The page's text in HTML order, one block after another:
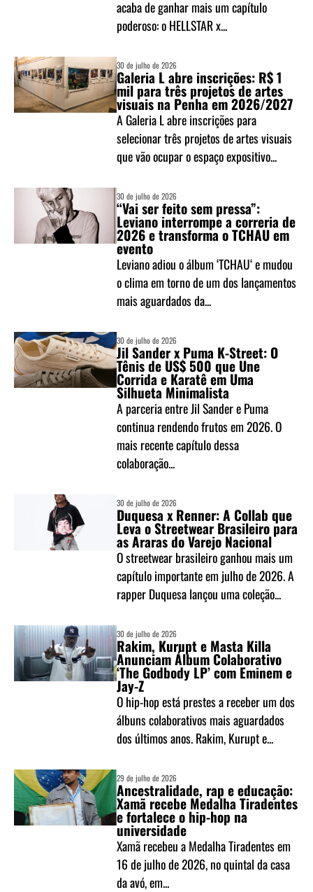
acaba de ganhar mais um capítulo
poderoso: o HELLSTAR x...
30 de julho de 2026
Galeria L abre inscrições: R$ 1
mil para três projetos de artes
visuais na Penha em 2026/2027
A Galeria L abre inscrições para
selecionar três projetos de artes visuais
que vão ocupar o espaço expositivo...
30 de julho de 2026
“Vai ser feito sem pressa”:
Leviano interrompe a correria de
2026 e transforma o TCHAU em
evento
Leviano adiou o álbum ‘TCHAU‘ e mudou
o clima em torno de um dos lançamentos
mais aguardados da...
30 de julho de 2026
Jil Sander x Puma K-Street: O
Tênis de US$ 500 que Une
Corrida e Karatê em Uma
Silhueta Minimalista
A parceria entre Jil Sander e Puma
continua rendendo frutos em 2026. O
mais recente capítulo dessa
colaboração...
30 de julho de 2026
Duquesa x Renner: A Collab que
Leva o Streetwear Brasileiro para
as Araras do Varejo Nacional
O streetwear brasileiro ganhou mais um
capítulo importante em julho de 2026. A
rapper Duquesa lançou uma coleção...
30 de julho de 2026
Rakim, Kurupt e Masta Killa
Anunciam Álbum Colaborativo
‘The Godbody LP’ com Eminem e
Jay-Z
O hip-hop está prestes a receber um dos
álbuns colaborativos mais aguardados
dos últimos anos. Rakim, Kurupt e...
29 de julho de 2026
Ancestralidade, rap e educação:
Xamã recebe Medalha Tiradentes
e fortalece o hip-hop na
universidade
Xamã recebeu a Medalha Tiradentes em
16 de julho de 2026, no quintal da casa
da avó, em...